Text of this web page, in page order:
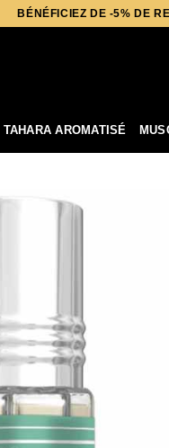
BÉNÉFICIEZ DE -5% DE
TAHARA AROMATISÉ